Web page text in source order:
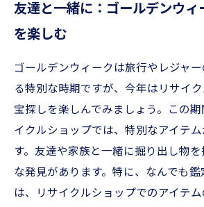
友達と一緒に：ゴールデンウィ
を楽しむ
ゴールデンウィークは旅行やレジャ
る特別な時期ですが、今年はリサイ
宝探しを楽しんでみましょう。この
イクルショップでは、特別なアイテ
す。友達や家族と一緒に掘り出し物
な発見があります。特に、なんでも鑑
は、リサイクルショップでのアイテ